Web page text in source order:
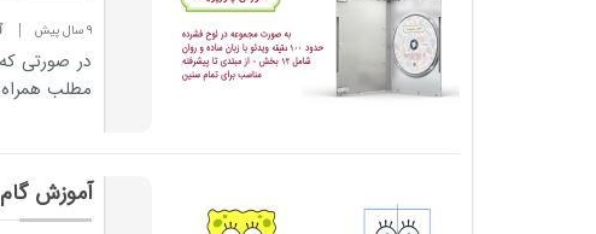
9 سال پیش
در صورتی
مطلب
آموزش